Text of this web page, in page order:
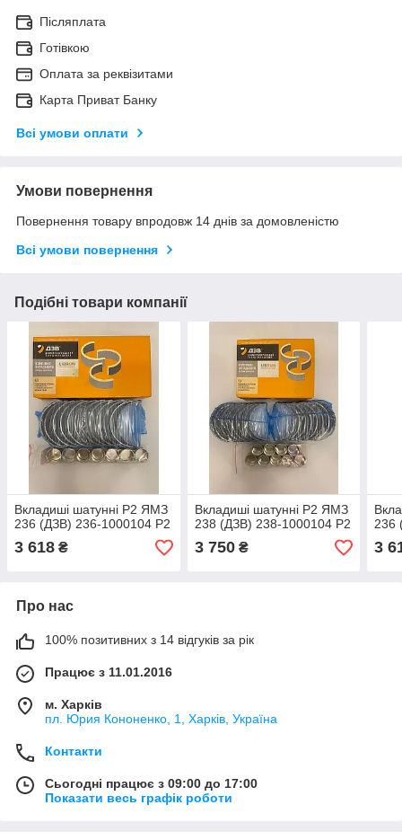
Післяплата
Готівкою
Оплата за реквізитами
Карта Приват Банку
Всі умови оплати
Умови повернення
Повернення товару впродовж 14 днів за домовленістю
Всі умови повернення
Подібні товари компанії
Вкладиші шатунні Р2 ЯМЗ
236 (ДЗВ) 236-1000104 Р2
3 618 ₴
Вкладиші шатунні Р2 ЯМЗ
238 (ДЗВ) 238-1000104 Р2
3 750₴
236
3
Про нас
100% позитивних з 14 відгуків за рік
Працює з 11.01.2016
м. Харків
пл. Юрия Кононенко, 1, Харків, Україна
Контакти
Сьогодні працює з 09:00 до 17:00
Показати весь графік роботи